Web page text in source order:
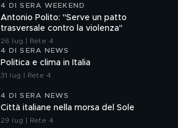
4 DI SERA WEEKEND
Antonio Polito: "Serve un patto
trasversale contro la violenza"
26 lug | Rete 4
4 DI SERA NEWS
Politica e clima in Italia
31 lug | Rete 4
4 DI SERA NEWS
Città italiane nella morsa del Sole
29 lug | Rete 4